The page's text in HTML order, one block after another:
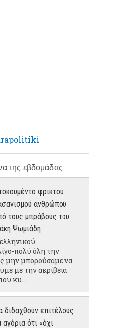
της εβδομάδας
φρικτού
ανθρώπου
τους μπράβους του
Ψωμιάδη
πολύ όλη την
μην μπορούσαμε να
με την ακρίβεια
κυ...
διδαχθούν επιτέλους
αγόρια ότι «όχι